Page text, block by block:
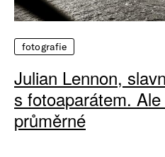
fotografie
Julian Lennon,
s fotoaparátem.
průměrné